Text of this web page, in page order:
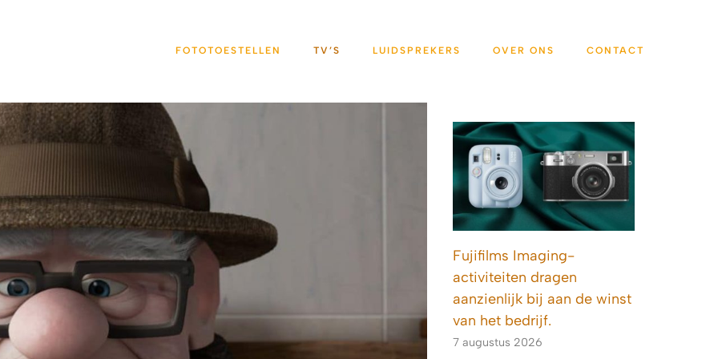
FOTOTOESTELLEN TV’S LUIDSPREKERS OVER ONS CONTACT
Fujifilms Imaging-
activiteiten dragen
aanzienlijk bij aan de winst
van het bedrijf.
7 augustus 2026